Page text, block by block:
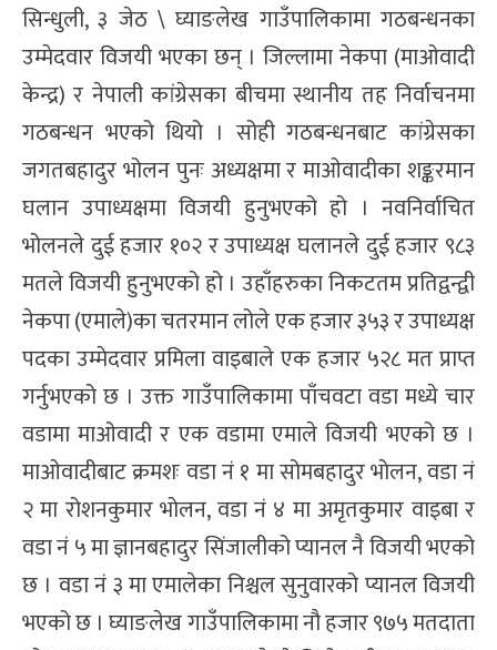
सिन्धुली, ३ जेठ \ घ्याङलेख गाउँपालिकामा गठबन्धनका
उम्मेदवार विजयी भएका छन् । जिल्लामा नेकपा (माओवादी
केन्द्र) र नेपाली कांग्रेसका बीचमा स्थानीय तह निर्वाचनमा
गठबन्धन भएको थियो । सोही गठबन्धनबाट कांग्रेसका
जगतबहादुर भोलन पुनः अध्यक्षमा र माओवादीका शङ्करमान
घलान उपाध्यक्षमा विजयी हुनुभएको हो । नवनिर्वाचित
भोलनले दुई हजार १०२ र उपाध्यक्ष घलानले दुई हजार ९८३
मतले विजयी हुनुभएको हो । उहाँहरुका निकटतम प्रतिद्वन्द्वी
नेकपा (एमाले)का चतरमान लोले एक हजार ३५३ र उपाध्यक्ष
पदका उम्मेदवार प्रमिला वाइबाले एक हजार ५२८ मत प्राप्त
गर्नुभएको छ । उक्त गाउँपालिकामा पाँचवटा वडा मध्ये चार
वडामा माओवादी र एक वडामा एमाले विजयी भएको छ ।
माओवादीबाट क्रमशः वडा नं १ मा सोमबहादुर भोलन, वडा नं
२ मा रोशनकुमार भोलन, वडा नं ४ मा अमृतकुमार वाइबा र
वडा नं ५ मा ज्ञानबहादुर सिंजालीको प्यानल नै विजयी भएको
छ । वडा नं ३ मा एमालेका निश्चल सुनुवारको प्यानल विजयी
भएको छ । घ्याङलेख गाउँपालिकामा नौ हजार ९७५ मतदाता